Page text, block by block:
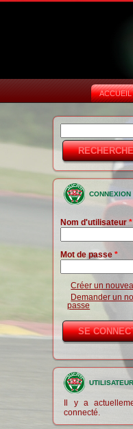
ACCUEIL
CONNEXION
Nom d'utilisateur*
Mot de passe*
Créer un
Demander un
passe
Il y a
connecté.